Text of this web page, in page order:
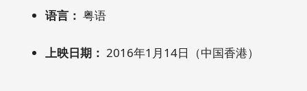
语言： 粤语
上映日期： 2016年1月14日（中国香港）